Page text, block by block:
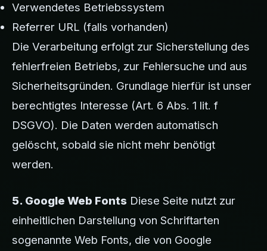
Verwendetes Betriebssystem
Referrer URL (falls vorhanden)
Die Verarbeitung erfolgt zur Sicherstellung des
fehlerfreien Betriebs, zur Fehlersuche und aus
Sicherheitsgründen. Grundlage hierfür ist unser
berechtigtes Interesse (Art. 6 Abs. 1 lit. f
DSGVO). Die Daten werden automatisch
gelöscht, sobald sie nicht mehr benötigt
werden.
5. Google Web Fonts Diese Seite nutzt zur
einheitlichen Darstellung von Schriftarten
sogenannte Web Fonts, die von Google